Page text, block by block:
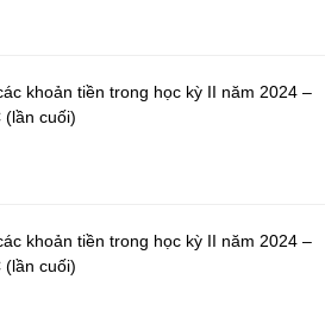
khoản tiền trong học kỳ II năm 2024 –
(lần cuối)
khoản tiền trong học kỳ II năm 2024 –
(lần cuối)